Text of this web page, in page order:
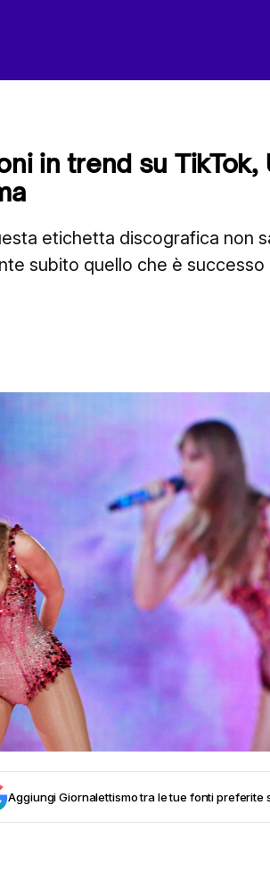
in trend su
etichetta discografica non
subito quello che è
Aggiungi Giornalettismo tra le tue fonti preferite